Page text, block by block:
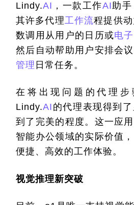
Lindy.AI ，一款工作AI助手
其许多代理工作流程提供
数调用从用户的日历或电
然后自动帮助用户安排会
管理 日常任务。
在将出现问题的代理步
Lindy.AI 的代理表现得到
到了完美的程度。这一应
智能办公领域的实际价值
便捷、高效的工作体验。
视觉推理新突破